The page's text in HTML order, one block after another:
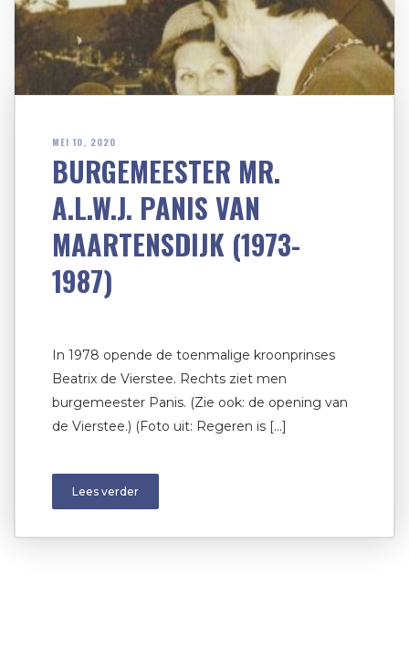
MEI 10, 2020
BURGEMEESTER MR.
A.L.W.J. PANIS VAN
MAARTENSDIJK (1973-
1987)
In 1978 opende de toenmalige kroonprinses
Beatrix de Vierstee. Rechts ziet men
burgemeester Panis. (Zie ook: de opening van
de Vierstee.) (Foto uit: Regeren is […]
Lees verder